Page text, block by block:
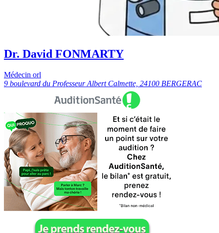
Dr. David FONMARTY
Médecin orl
9 boulevard du Professeur Albert Calmette, 24100 BERGERAC